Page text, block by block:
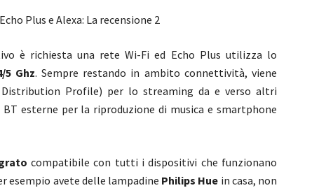
è richiesta una rete Wi-Fi ed Echo Plus utilizza lo
5 Ghz. Sempre restando in ambito connettività, viene
Distribution Profile) per lo streaming da e verso altri
BT esterne per la riproduzione di musica e smartphone
compatibile con tutti i dispositivi che funzionano
esempio avete delle lampadine Philips Hue in casa, non